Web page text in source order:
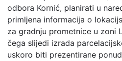
odbora Kornić, planirati u
primljena informacija o
za gradnju prometnice u zoni
čega slijedi izrada
uskoro biti prezentirane